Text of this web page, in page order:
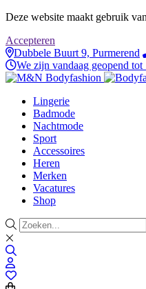
Deze website maakt gebruik
Accepteren
Dubbele Buurt 9, Purmerend
We zijn vandaag geopend
Lingerie
Badmode
Nachtmode
Sport
Accessoires
Heren
Merken
Vacatures
Shop